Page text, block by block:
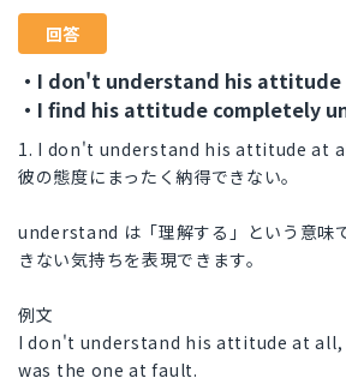
回答
・I don't understand his
・I find his attitude completely
1. I don't understand his attitude at
彼の態度にまったく納得できない。
understand は「理解する」という意味
きない気持ちを表現できます。
例文
I don't understand his attitude at all,
was the one at fault.